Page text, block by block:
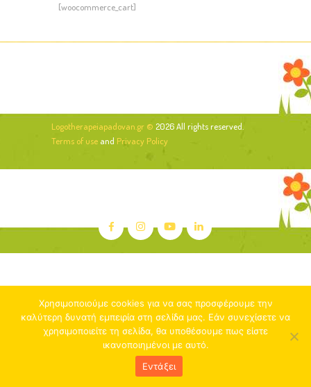
[woocommerce_cart]
Logotherapeiapadovan.gr © 2026 All rights reserved.
Terms of use and Privacy Policy
Χρησιμοποιούμε cookies για να σας προσφέρουμε την
καλύτερη δυνατή εμπειρία στη σελίδα μας. Εάν συνεχίσετε να
χρησιμοποιείτε τη σελίδα, θα υποθέσουμε πως είστε
ικανοποιημένοι με αυτό.
Εντάξει